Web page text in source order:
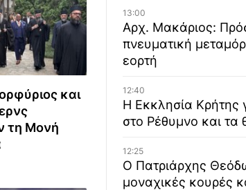
και
τη Μονή
13:00
Αρχ. Μακάριος:
πνευματική
εορτή
12:40
Η Εκκλησία Κρήτης
στο Ρέθυμνο και τα
12:25
Ο Πατριάρχης
μοναχικές κουρές